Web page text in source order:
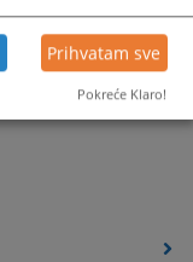
Prihvatam sve
Pokreće Klaro!